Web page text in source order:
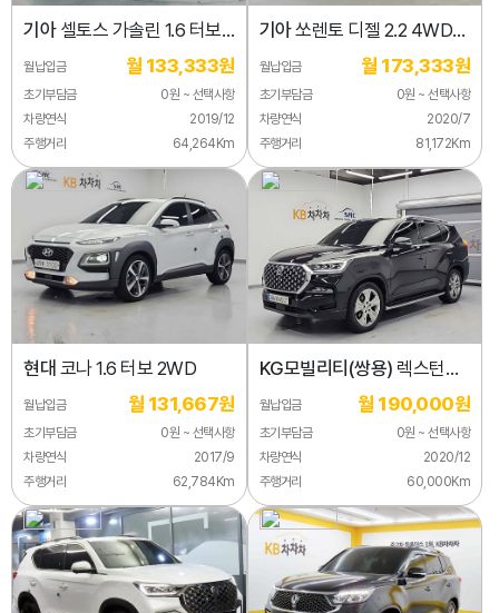
기아셀토스 가솔린 1.6 터보
2WD
월납입금 월 133,333원
초기부담금
0원 ~ 선택사항
차량연식
2019/12
주행거리
64,264Km
기아쏘렌토 디젤 2.2 4WD
노블레스
월납입금 월 173,333원
초기부담금
0원 ~ 선택사항
차량연식
2020/7
주행거리
81,172Km
현대 코나 1.6 터보 2WD
월납입금 월 131,667원
초기부담금
0원 ~ 선택사항
차량연식
2017/9
주행거리
62,784Km
KG모빌리티(쌍용) 렉스턴
디젤 2.2 4WD 프레스티지
월납입금 월 190,000원
초기부담금
0원 ~ 선택사항
차량연식
2020/12
주행거리
60,000Km